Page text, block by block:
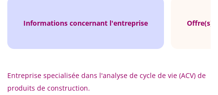
Informations concernant l'entreprise Offre(s)
Entreprise specialisée dans l'analyse de cycle de vie (ACV) de
produits de construction.